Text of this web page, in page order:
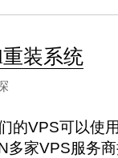
装系统
的VPS可以使
多家VPS服务